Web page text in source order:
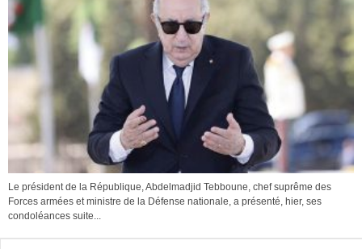
Le président de la République, Abdelmadjid Tebboune, chef suprême des
Forces armées et ministre de la Défense nationale, a présenté, hier, ses
condoléances suite...